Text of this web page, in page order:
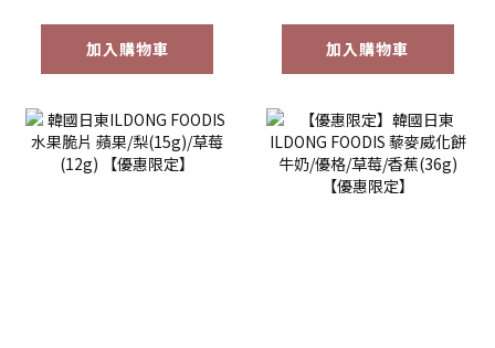
加入購物車 加入購物車